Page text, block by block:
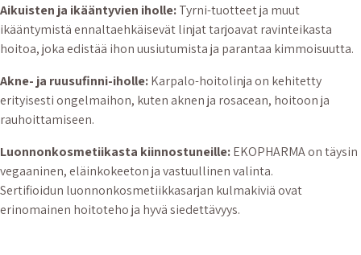
Aikuisten ja ikääntyvien iholle:Tyrni-tuotteet ja muut
ikääntymistä ennaltaehkäisevät linjat tarjoavat ravinteikasta
hoitoa, joka edistää ihon uusiutumista ja parantaa kimmoisuutta.
Akne- ja ruusufinni-iholle:Karpalo-hoitolinja on kehitetty
erityisesti ongelmaihon, kuten aknen ja rosacean, hoitoon ja
rauhoittamiseen.
Luonnonkosmetiikasta kiinnostuneille:EKOPHARMA on täysin
vegaaninen, eläinkokeeton ja vastuullinen valinta.
Sertifioidun luonnonkosmetiikkasarjan kulmakiviä ovat
erinomainen hoitoteho ja hyvä siedettävyys.